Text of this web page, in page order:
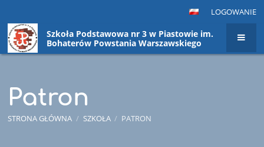
LOGOWANIE
Szkoła Podstawowa nr 3 w Piastowie im.
Bohaterów Powstania Warszawskiego
Patron
STRONA GŁÓWNA / SZKOŁA / PATRON